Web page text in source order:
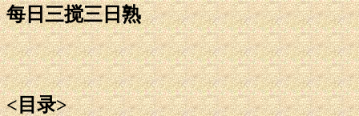
每日三搅三日熟
<目录>